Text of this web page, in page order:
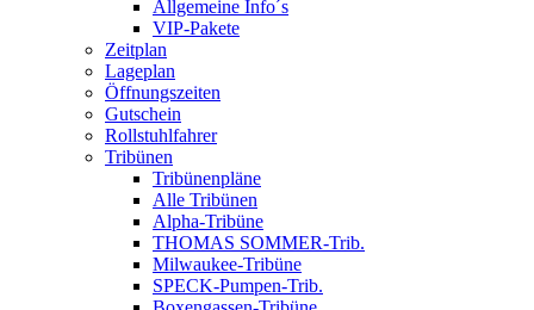
Allgemeine Info´s
VIP-Pakete
Zeitplan
Lageplan
Öffnungszeiten
Gutschein
Rollstuhlfahrer
Tribünen
Tribünenpläne
Alle Tribünen
Alpha-Tribüne
THOMAS SOMMER-Trib.
Milwaukee-Tribüne
SPECK-Pumpen-Trib.